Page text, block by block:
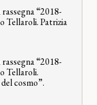
“2018-
Tellaroli. Patrizia
“2018-
Tellaroli.
cosmo”.